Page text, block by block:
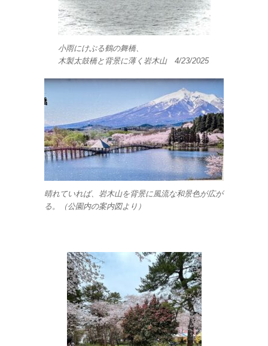
小雨にけぶる鶴の舞橋、
木製太鼓橋と背景に薄く岩木山 4/23/2025
晴れていれば、岩木山を背景に風流な和景色が広が
る。（公園内の案内図より）